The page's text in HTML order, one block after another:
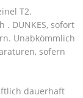
T2.
DUNKES, sofort
Unabkömmlich
sofern
dauerhaft